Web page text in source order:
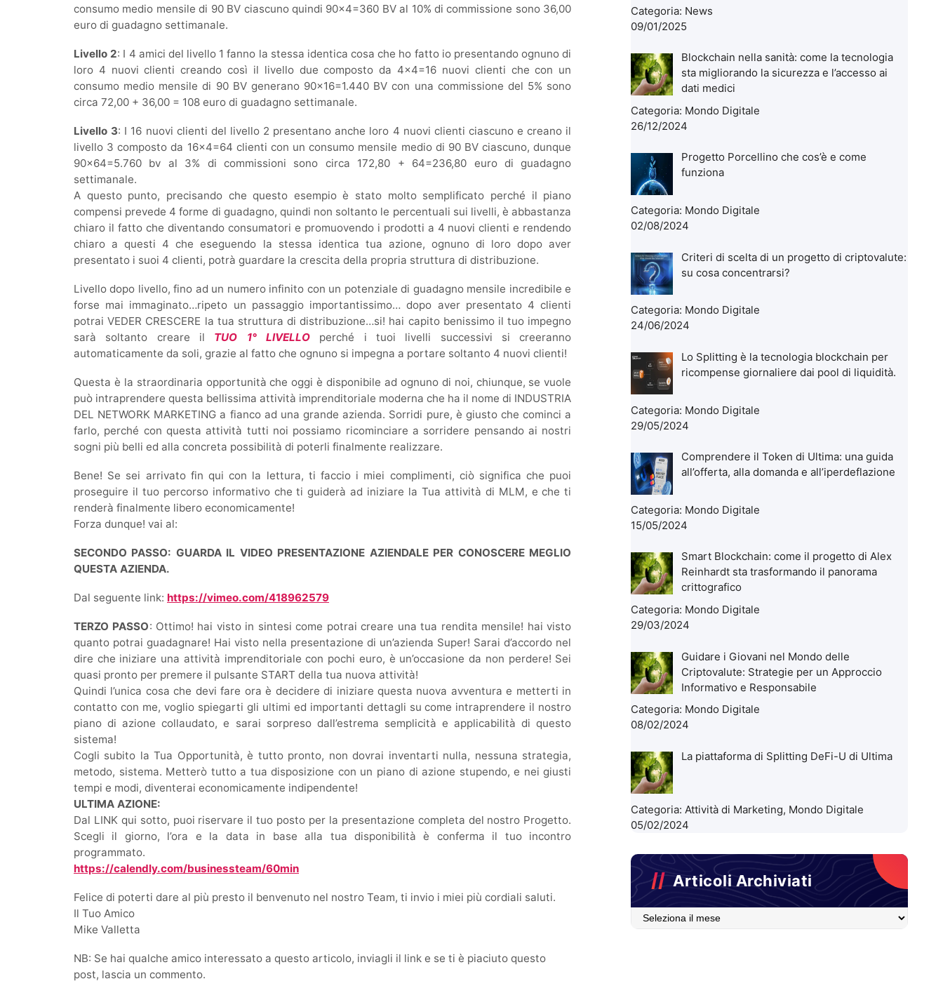
consumo medio mensile di 90 BV ciascuno quindi 90×4=360 BV al 10% di commissione sono 36,00
euro di guadagno settimanale.
Livello 2: I 4 amici del livello 1 fanno la stessa identica cosa che ho fatto io presentando ognuno di
loro 4 nuovi clienti creando così il livello due composto da 4×4=16 nuovi clienti che con un
consumo medio mensile di 90 BV generano 90×16=1.440 BV con una commissione del 5% sono
circa 72,00 + 36,00 = 108 euro di guadagno settimanale.
Livello 3: I 16 nuovi clienti del livello 2 presentano anche loro 4 nuovi clienti ciascuno e creano il
livello 3 composto da 16×4=64 clienti con un consumo mensile medio di 90 BV ciascuno, dunque
90×64=5.760 bv al 3% di commissioni sono circa 172,80 + 64=236,80 euro di guadagno
settimanale.
A questo punto, precisando che questo esempio è stato molto semplificato perché il piano
compensi prevede 4 forme di guadagno, quindi non soltanto le percentuali sui livelli, è abbastanza
chiaro il fatto che diventando consumatori e promuovendo i prodotti a 4 nuovi clienti e rendendo
chiaro a questi 4 che eseguendo la stessa identica tua azione, ognuno di loro dopo aver
presentato i suoi 4 clienti, potrà guardare la crescita della propria struttura di distribuzione.
Livello dopo livello, fino ad un numero infinito con un potenziale di guadagno mensile incredibile e
forse mai immaginato…ripeto un passaggio importantissimo… dopo aver presentato 4 clienti
potrai VEDER CRESCERE la tua struttura di distribuzione…si! hai capito benissimo il tuo impegno
sarà soltanto creare il TUO 1° LIVELLO perché i tuoi livelli successivi si creeranno
automaticamente da soli, grazie al fatto che ognuno si impegna a portare soltanto 4 nuovi clienti!
Questa è la straordinaria opportunità che oggi è disponibile ad ognuno di noi, chiunque, se vuole
può intraprendere questa bellissima attività imprenditoriale moderna che ha il nome di INDUSTRIA
DEL NETWORK MARKETING a fianco ad una grande azienda. Sorridi pure, è giusto che cominci a
farlo, perché con questa attività tutti noi possiamo ricominciare a sorridere pensando ai nostri
sogni più belli ed alla concreta possibilità di poterli finalmente realizzare.
Bene! Se sei arrivato fin qui con la lettura, ti faccio i miei complimenti, ciò significa che puoi
proseguire il tuo percorso informativo che ti guiderà ad iniziare la Tua attività di MLM, e che ti
renderà finalmente libero economicamente!
Forza dunque! vai al:
SECONDO PASSO: GUARDA IL VIDEO PRESENTAZIONE AZIENDALE PER CONOSCERE MEGLIO
QUESTA AZIENDA.
Dal seguente link: https://vimeo.com/418962579
TERZO PASSO: Ottimo! hai visto in sintesi come potrai creare una tua rendita mensile! hai visto
quanto potrai guadagnare! Hai visto nella presentazione di un’azienda Super! Sarai d’accordo nel
dire che iniziare una attività imprenditoriale con pochi euro, è un’occasione da non perdere! Sei
quasi pronto per premere il pulsante START della tua nuova attività!
Quindi l’unica cosa che devi fare ora è decidere di iniziare questa nuova avventura e metterti in
contatto con me, voglio spiegarti gli ultimi ed importanti dettagli su come intraprendere il nostro
piano di azione collaudato, e sarai sorpreso dall’estrema semplicità e applicabilità di questo
sistema!
Cogli subito la Tua Opportunità, è tutto pronto, non dovrai inventarti nulla, nessuna strategia,
metodo, sistema. Metterò tutto a tua disposizione con un piano di azione stupendo, e nei giusti
tempi e modi, diventerai economicamente indipendente!
ULTIMA AZIONE:
Dal LINK qui sotto, puoi riservare il tuo posto per la presentazione completa del nostro Progetto.
Scegli il giorno, l’ora e la data in base alla tua disponibilità è conferma il tuo incontro
programmato.
https://calendly.com/businessteam/60min
Felice di poterti dare al più presto il benvenuto nel nostro Team, ti invio i miei più cordiali saluti.
Il Tuo Amico
Mike Valletta
NB: Se hai qualche amico interessato a questo articolo, inviagli il link e se ti è piaciuto questo
post, lascia un commento.
Categoria: News
09/01/2025
Blockchain nella sanità: come la tecnologia
sta migliorando la sicurezza e l’accesso ai
dati medici
Categoria: Mondo Digitale
26/12/2024
Progetto Porcellino che cos’è e come
funziona
Categoria: Mondo Digitale
02/08/2024
Criteri di scelta di un progetto di criptovalute:
su cosa concentrarsi?
Categoria: Mondo Digitale
24/06/2024
Lo Splitting è la tecnologia blockchain per
ricompense giornaliere dai pool di liquidità.
Categoria: Mondo Digitale
29/05/2024
Comprendere il Token di Ultima: una guida
all’offerta, alla domanda e all’iperdeflazione
Categoria: Mondo Digitale
15/05/2024
Smart Blockchain: come il progetto di Alex
Reinhardt sta trasformando il panorama
crittografico
Categoria: Mondo Digitale
29/03/2024
Guidare i Giovani nel Mondo delle
Criptovalute: Strategie per un Approccio
Informativo e Responsabile
Categoria: Mondo Digitale
08/02/2024
La piattaforma di Splitting DeFi-U di Ultima
Categoria: Attività di Marketing, Mondo Digitale
05/02/2024
Articoli Archiviati
Articoli